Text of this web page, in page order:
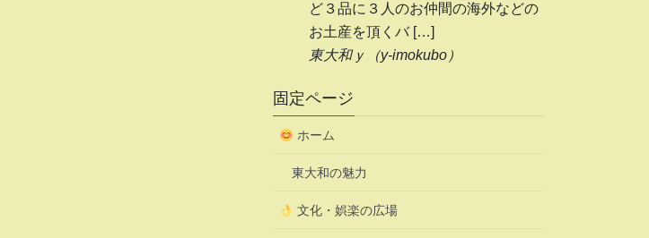
ど３品に３人のお仲間の海外などの
お土産を頂くバ […]
東大和ｙ（y-imokubo）
固定ページ
ホーム
東大和の魅力
文化・娯楽の広場